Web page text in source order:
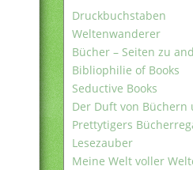
Druckbuchstaben
Weltenwanderer
Bücher – Seiten zu
Bibliophilie of Books
Seductive Books
Der Duft von Büchern
Prettytigers
Lesezauber
Meine Welt voller